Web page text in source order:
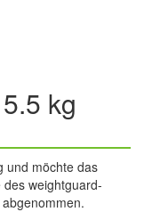
kg
und möchte das
weightguard-